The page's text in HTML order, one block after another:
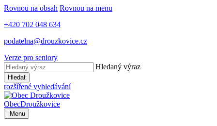
Rovnou na obsah Rovnou na menu
+420 702 048 634
podatelna@drouzkovice.cz
Verze pro seniory
Hledaný výraz
Hledat
rozšířené vyhledávání
ObecDroužkovice
Menu